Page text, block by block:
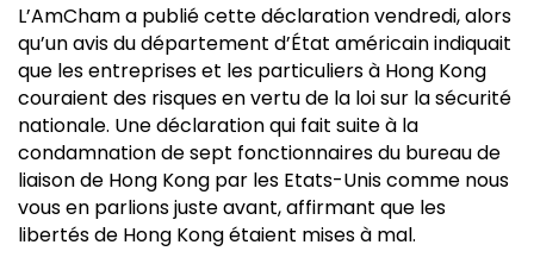
L’AmCham a publié cette déclaration vendredi, alors
qu’un avis du département d’État américain indiquait
que les entreprises et les particuliers à Hong Kong
couraient des risques en vertu de la loi sur la sécurité
nationale. Une déclaration qui fait suite à la
condamnation de sept fonctionnaires du bureau de
liaison de Hong Kong par les Etats-Unis comme nous
vous en parlions juste avant, affirmant que les
libertés de Hong Kong étaient mises à mal.